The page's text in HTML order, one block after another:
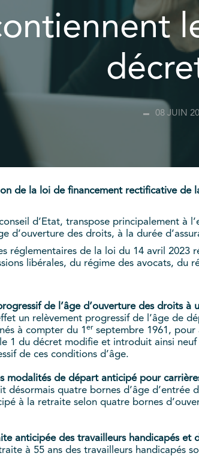
08 JUIN
de la loi de financement rectificative
d’Etat, transpose principalement à
d’ouverture des droits, à la durée
réglementaires de la loi du 14 avril
libérales, du régime des avocats, du
de l’âge d’ouverture des droits à
un relèvement progressif de l’âge de
à compter du 1 er septembre 1961, pour
1 du décret modifie et introduit ainsi
de ces conditions d’âge.
modalités de départ anticipé pour
désormais quatre bornes d’âge
à la retraite selon quatre bornes
anticipée des travailleurs handicapés
à 55 ans des travailleurs handicapés